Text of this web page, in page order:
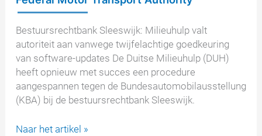
Bestuursrechtbank Sleeswijk: Milieuhulp valt
autoriteit aan vanwege twijfelachtige goedkeuring
van software-updates De Duitse Milieuhulp (DUH)
heeft opnieuw met succes een procedure
aangespannen tegen de Bundesautomobilausstellung
(KBA) bij de bestuursrechtbank Sleeswijk.
Emissieschandaal
Naar het artikel »